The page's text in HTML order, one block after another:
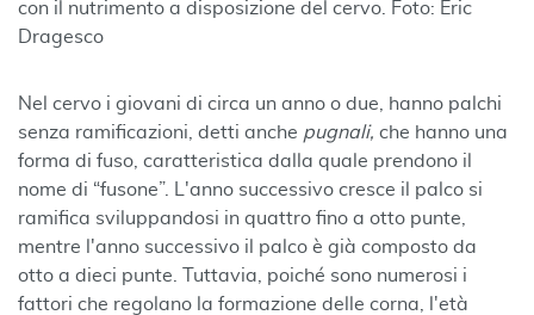
con il nutrimento a disposizione del cervo. Foto: Eric
Dragesco
Nel cervo i giovani di circa un anno o due, hanno palchi
senza ramificazioni, detti anche pugnali, che hanno una
forma di fuso, caratteristica dalla quale prendono il
nome di “fusone”. L'anno successivo cresce il palco si
ramifica sviluppandosi in quattro fino a otto punte,
mentre l'anno successivo il palco è già composto da
otto a dieci punte. Tuttavia, poiché sono numerosi i
fattori che regolano la formazione delle corna, l'età